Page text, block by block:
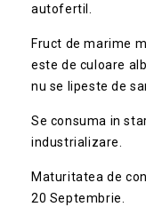
autofertil.
Fruct de marime
este de culoare
nu se lipeste de
Se consuma in
industrializare.
Maturitatea de
20 Septembrie.